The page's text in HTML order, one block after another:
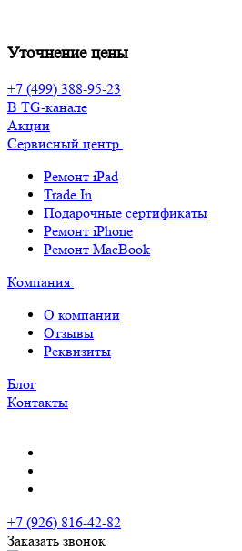
Уточнение цены
+7 (499) 388-95-23
В TG-канале
Акции
Сервисный центр
Ремонт iPad
Trade In
Подарочные сертификаты
Ремонт iPhone
Ремонт MacBook
Компания
О компании
Отзывы
Реквизиты
Блог
Контакты
+7 (926) 816-42-82
Заказать звонок